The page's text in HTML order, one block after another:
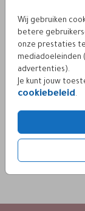
Wij gebruiken
betere
onze prestaties
mediadoeleinden
advertenties).
Je kunt jouw
cookiebeleid.